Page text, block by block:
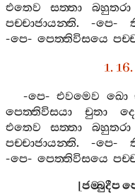
එතෙව
සත‍්තා බහුතරා
පච‍්චාජායන‍්ති. -පෙ-
-පෙ- පෙත‍්තිවිසයෙ
1.
-පෙ-එවමෙව ඛො
පෙත‍්තිවිසයා
චුතා
එතෙව
සත‍්තා බහුතරා
පච‍්චාජායන‍්ති. -පෙ-
-පෙ- පෙත‍්තිවිසයෙ
[ජම‍්බුදීප